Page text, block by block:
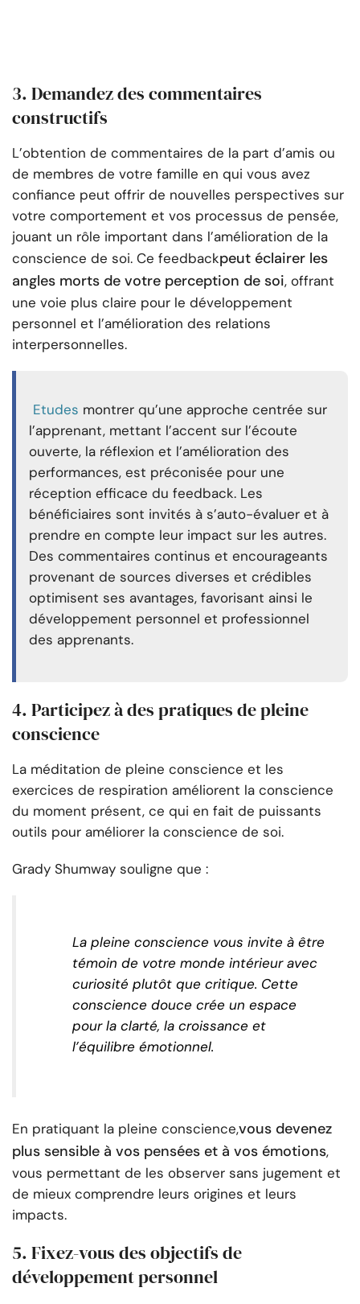
3. Demandez des commentaires
constructifs
L’obtention de commentaires de la part d’amis ou
de membres de votre famille en qui vous avez
confiance peut offrir de nouvelles perspectives sur
votre comportement et vos processus de pensée,
jouant un rôle important dans l’amélioration de la
conscience de soi. Ce feedbackpeut éclairer les
angles morts de votre perception de soi, offrant
une voie plus claire pour le développement
personnel et l’amélioration des relations
interpersonnelles.
Etudes montrer qu’une approche centrée sur
l’apprenant, mettant l’accent sur l’écoute
ouverte, la réflexion et l’amélioration des
performances, est préconisée pour une
réception efficace du feedback. Les
bénéficiaires sont invités à s’auto-évaluer et à
prendre en compte leur impact sur les autres.
Des commentaires continus et encourageants
provenant de sources diverses et crédibles
optimisent ses avantages, favorisant ainsi le
développement personnel et professionnel
des apprenants.
4. Participez à des pratiques de pleine
conscience
La méditation de pleine conscience et les
exercices de respiration améliorent la conscience
du moment présent, ce qui en fait de puissants
outils pour améliorer la conscience de soi.
Grady Shumway souligne que :
La pleine conscience vous invite à être
témoin de votre monde intérieur avec
curiosité plutôt que critique. Cette
conscience douce crée un espace
pour la clarté, la croissance et
l’équilibre émotionnel.
En pratiquant la pleine conscience,vous devenez
plus sensible à vos pensées et à vos émotions,
vous permettant de les observer sans jugement et
de mieux comprendre leurs origines et leurs
impacts.
5. Fixez-vous des objectifs de
développement personnel